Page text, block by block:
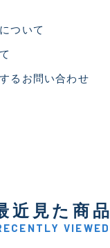
ついて
るお問い合わせ
近見た商品
VIEWED